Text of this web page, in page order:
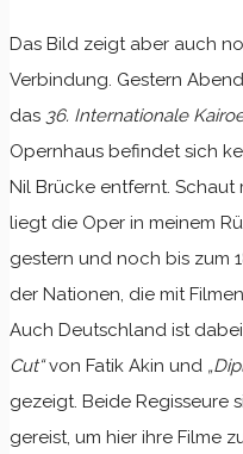
Das Bild zeigt aber auch
Verbindung. Gestern
das 36. Internationale
Opernhaus befindet sich
Nil Brücke entfernt. Schaut
liegt die Oper in meinem
gestern und noch bis zum
der Nationen, die mit
Auch Deutschland ist
Cut“von Fatik Akin und
gezeigt. Beide Regisseure
gereist, um hier ihre Filme